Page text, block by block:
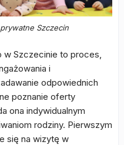
Szczecin
w Szczecinie to proces,
i
odpowiednich
poznanie oferty
ona indywidualnym
rodziny. Pierwszym
się na wizytę w